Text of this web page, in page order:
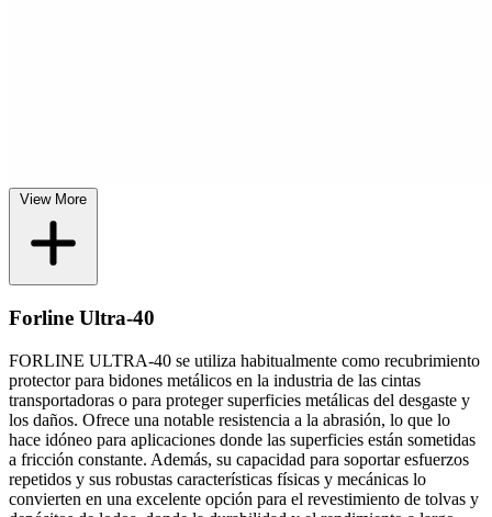
View More
Forline Ultra-40
FORLINE ULTRA-40 se utiliza habitualmente como recubrimiento
protector para bidones metálicos en la industria de las cintas
transportadoras o para proteger superficies metálicas del desgaste y
los daños. Ofrece una notable resistencia a la abrasión, lo que lo
hace idóneo para aplicaciones donde las superficies están sometidas
a fricción constante. Además, su capacidad para soportar esfuerzos
repetidos y sus robustas características físicas y mecánicas lo
convierten en una excelente opción para el revestimiento de tolvas y